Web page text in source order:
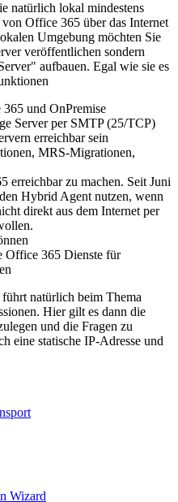
natürlich lokal mindestens
Office 365 über das Internet
Umgebung möchten Sie
veröffentlichen sondern
aufbauen. Egal wie sie es
und OnPremise
Server per SMTP (25/TCP)
erreichbar sein
MRS-Migrationen,
erreichbar zu machen. Seit Juni
Hybrid Agent nutzen, wenn
direkt aus dem Internet per
Office 365 Dienste für
natürlich beim Thema
Hier gilt es dann die
und die Fragen zu
eine statische IP-Adresse und
Wizard